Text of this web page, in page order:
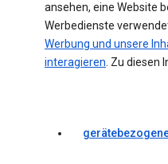
ansehen, eine Website
Werbedienste
Werbung und unsere
interagieren. Zu diesen